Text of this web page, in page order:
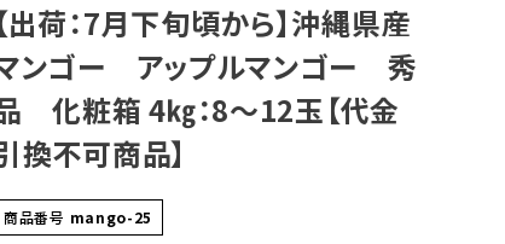
タンカン
ぶどう
リー ドラゴンフルーツ
円 15,001円～20,000円
中国・四国
【出荷：7月下旬頃から】沖縄県産
ンゴー アップルマンゴー 秀
化粧箱 4㎏：8～12玉【代金
換不可商品】
商品番号 mango-25